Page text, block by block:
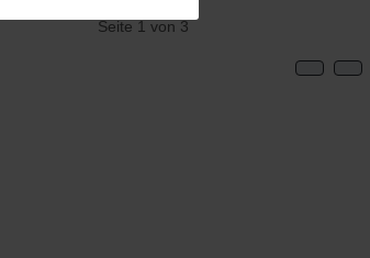
Seite 1 von 3